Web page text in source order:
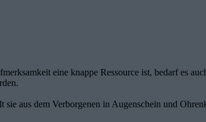
eine knappe Ressource ist, bedarf es
aus dem Verborgenen in Augenschein und